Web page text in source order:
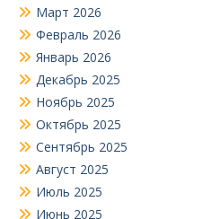
Март 2026
Февраль 2026
Январь 2026
Декабрь 2025
Ноябрь 2025
Октябрь 2025
Сентябрь 2025
Август 2025
Июль 2025
Июнь 2025